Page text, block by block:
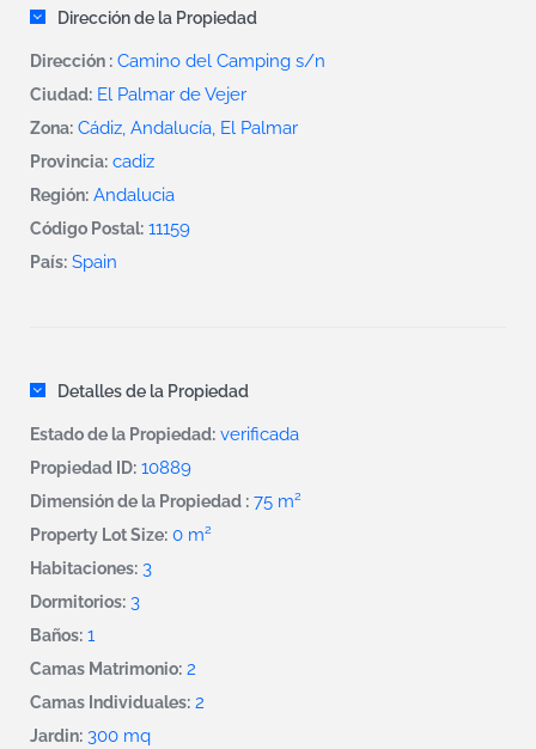
Dirección de la Propiedad
Dirección : Camino del Camping s/n
Ciudad: El Palmar de Vejer
Zona: Cádiz, Andalucía, El Palmar
Provincia: cadiz
Región: Andalucia
Código Postal: 11159
País: Spain
Detalles de la Propiedad
Estado de la Propiedad: verificada
Propiedad ID: 10889
Dimensión de la Propiedad : 75 m2
Property Lot Size: 0 m2
Habitaciones: 3
Dormitorios: 3
Baños: 1
Camas Matrimonio: 2
Camas Individuales: 2
Jardin: 300 mq